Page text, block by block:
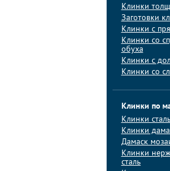
Клинки
Заготовки
Клинки с
Клинки со
обуха
Клинки с
Клинки со
Клинки по
Клинки
Клинки
Дамаск
Клинки
сталь